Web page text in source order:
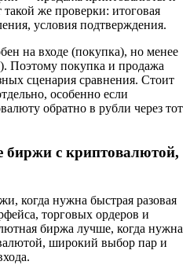
же проверки: итоговая
условия подтверждения.
на входе (покупка), но менее
Поэтому покупка и продажа
сценария сравнения. Стоит
особенно если
обратно в рубли через тот
биржи с криптовалютой,
когда нужна быстрая разовая
торговых ордеров и
биржа лучше, когда нужна
широкий выбор пар и